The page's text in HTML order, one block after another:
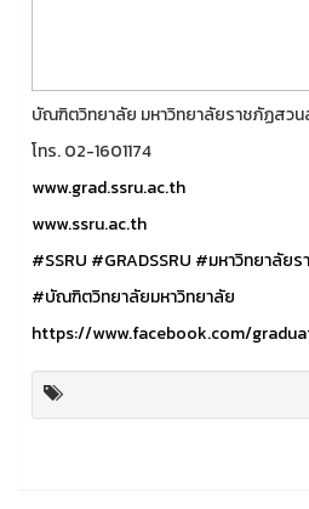
บัณฑิตวิทยาลัย มหาวิทยาลัยราชภัฏสวน
โทร. 02-1601174
www.grad.ssru.ac.th
www.ssru.ac.th
#SSRU #GRADSSRU #มหาวิทยาลัย
#บัณฑิตวิทยาลัยมหาวิทยาลัย
https://www.facebook.com/